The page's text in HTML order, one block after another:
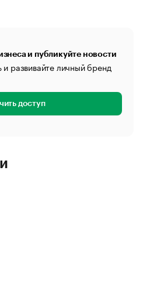
и публикуйте новости
развивайте личный бренд
доступ